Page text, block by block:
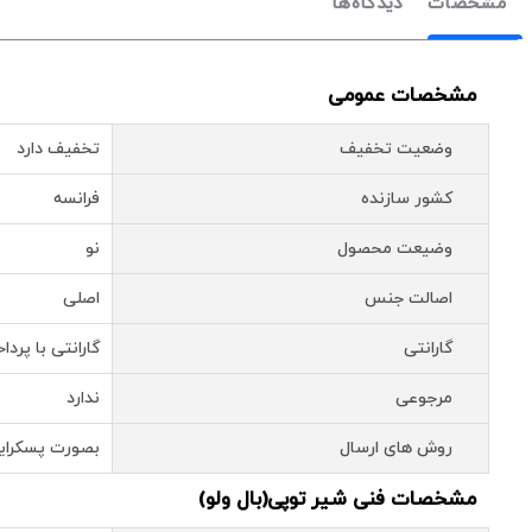
مشخصات عمومی
وضعیت تخفیف تخفیف دارد
کشور سازنده فرانسه
وضیعت محصول نو
اصالت جنس اصلی
گارانتی گارانتی با
مرجوعی ندارد
روش های ارسال بصورت
مشخصات فنی شیر توپی(بال ولو)